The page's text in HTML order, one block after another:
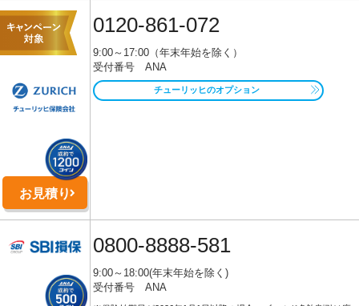
0120-861-072
9:00～17:00（年末年始を除く）
受付番号 ANA
チューリッヒのオプション
お見積り
0800-8888-581
9:00～18:00(年末年始を除く)
受付番号 ANA